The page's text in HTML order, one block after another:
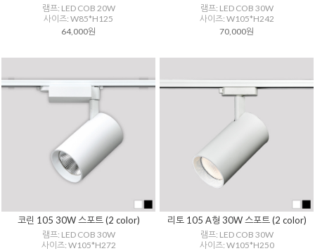
램프: LED COB 20W
사이즈: W85*H125
64,000원
램프: LED COB 30W
사이즈: W105*H242
70,000원
코린 105 30W 스포트 (2 color)
램프: LED COB 30W
사이즈: W105*H272
리토 105 A형 30W 스포트 (2 color)
램프: LED COB 30W
사이즈: W105*H250